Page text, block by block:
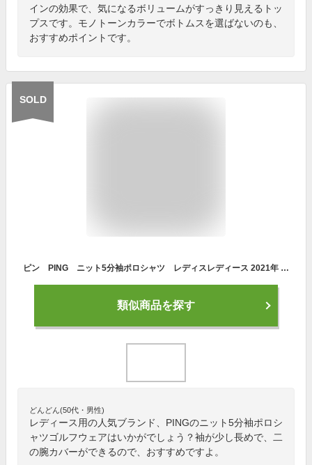
インの効果で、気になるボリュームがすっきり見えるトッ
プスです。モノトーンカラーでボトムスを選ばないのも、
おすすめポイントです。
SOLD
ピン PING ニット5分袖ポロシャツ レディスレディース 2021年 春夏 クリアランス セール ゴルフウェア ゴルフ
類似商品を探す
どんどん(50代・男性)
レディース用の人気ブランド、PINGのニット5分袖ポロシ
ャツゴルフウェアはいかがでしょう？袖が少し長めで、二
の腕カバーができるので、おすすめですよ。